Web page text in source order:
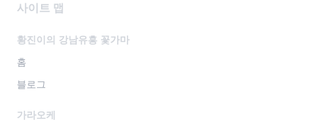
사이트 맵
황진이의 강남유흥 꽃가마
홈
블로그
가라오케